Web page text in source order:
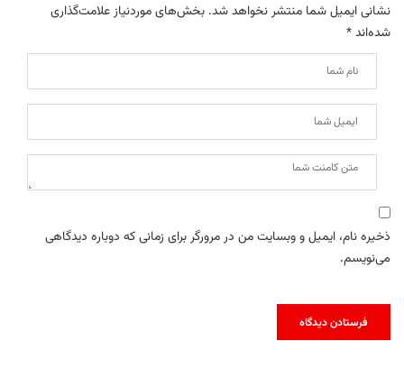
نشانی ایمیل شما منتشر نخواهد شد. بخش‌های موردنیاز علامت‌گذاری
شده‌اند*
ذخیره نام، ایمیل و وبسایت من در مرورگر برای زمانی که دوباره دیدگاهی
می‌نویسم.